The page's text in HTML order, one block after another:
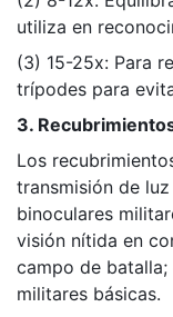
utiliza en
(3) 15-25x: Para
trípodes para
3.
Los
transmisión de
binoculares
visión nítida en
campo de batalla;
militares básicas.